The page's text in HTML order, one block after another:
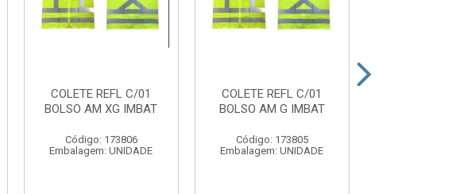
COLETE REFL C/01
BOLSO AM XG IMBAT
Código: 173806
Embalagem: UNIDADE
COLETE REFL C/01
BOLSO AM G IMBAT
Código: 173805
Embalagem: UNIDADE